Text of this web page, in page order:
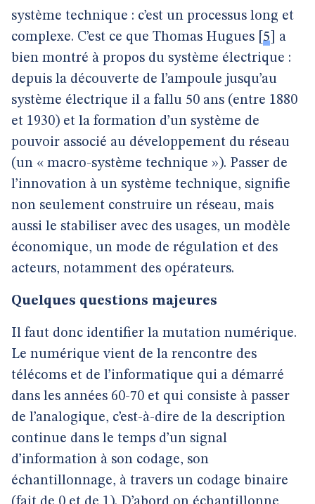
système technique : c’est un processus long et
complexe. C’est ce que Thomas Hugues 5
a
bien montré à propos du système électrique :
depuis la découverte de l’ampoule jusqu’au
système électrique il a fallu 50 ans (entre 1880
et 1930) et la formation d’un système de
pouvoir associé au développement du réseau
(un « macro-système technique »). Passer de
l’innovation à un système technique, signifie
non seulement construire un réseau, mais
aussi le stabiliser avec des usages, un modèle
économique, un mode de régulation et des
acteurs, notamment des opérateurs.
Quelques questions majeures
Il faut donc identifier la mutation numérique.
Le numérique vient de la rencontre des
télécoms et de l’informatique qui a démarré
dans les années 60-70 et qui consiste à passer
de l’analogique, c’est-à-dire de la description
continue dans le temps d’un signal
d’information à son codage, son
échantillonnage, à travers un codage binaire